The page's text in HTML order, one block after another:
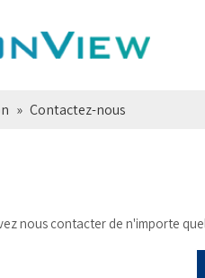
» Contactez-nous
nous contacter de n'importe